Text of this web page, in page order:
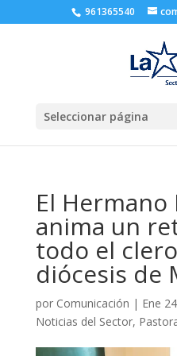
961365540
Seleccionar página
El Hermano
anima un
todo el
diócesis de
por Comunicación | Ene
Noticias del Sector,